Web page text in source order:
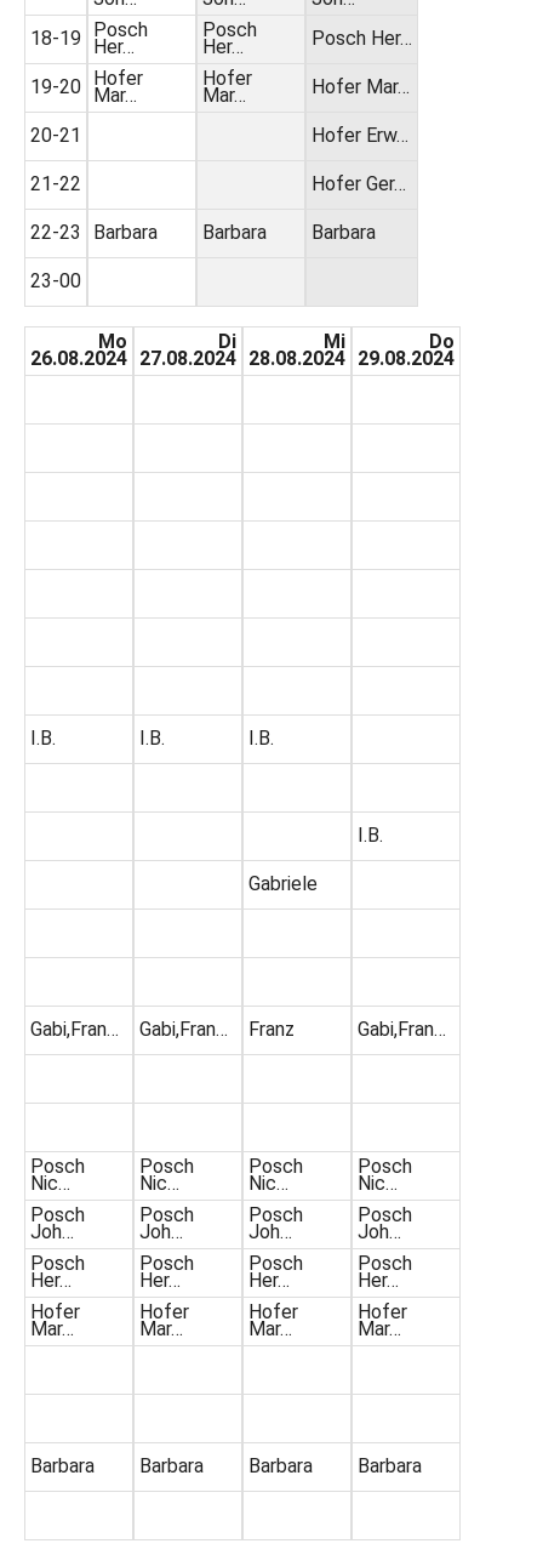
18-19
19-20
20-21
21-22
22-23
23-00
Posch
Her…
Hofer
Mar…
Barbara
Posch
Her…
Hofer
Mar…
Barbara
Posch Her…
Hofer Mar…
Hofer Erw…
Hofer Ger…
Barbara
Mo
26.08.2024
I.B.
Gabi,Fran…
Posch
Nic…
Posch
Joh…
Posch
Her…
Hofer
Mar…
Barbara
Di
27.08.2024
I.B.
Gabi,Fran…
Posch
Nic…
Posch
Joh…
Posch
Her…
Hofer
Mar…
Barbara
Mi
28.08.2024
I.B.
Gabriele
Franz
Posch
Nic…
Posch
Joh…
Posch
Her…
Hofer
Mar…
Barbara
Do
29.08.2024
I.B.
Gabi,Fran…
Posch
Nic…
Posch
Joh…
Posch
Her…
Hofer
Mar…
Barbara